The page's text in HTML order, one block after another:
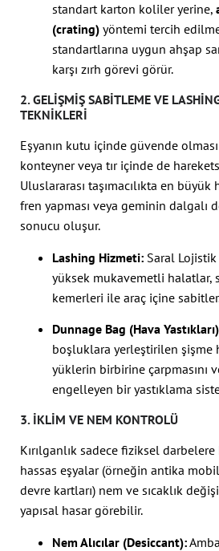
standart karton koliler yerine,
(crating) yöntemi tercih
standartlarına uygun ahşap
karşı zırh görevi görür.
2. GELIŞMIŞ SABITLEME VE
TEKNIKLERI
Eşyanın kutu içinde güvende
konteyner veya tır içinde de
Uluslararası taşımacılıkta en büyük
fren yapması veya geminin dalgalı
sonucu oluşur.
Lashing Hizmeti: Saral
yüksek mukavemetli halatlar,
kemerleri ile araç içine
Dunnage Bag (Hava
boşluklara yerleştirilen şişme
yüklerin birbirine çarpmasını
engelleyen bir yastıklama
3. İKLIM VE NEM KONTROLÜ
Kırılganlık sadece fiziksel darbelere
hassas eşyalar (örneğin antika
devre kartları) nem ve sıcaklık
yapısal hasar görebilir.
Nem Alıcılar (Desiccant):